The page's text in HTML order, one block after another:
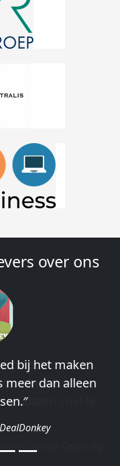
over ons
prima
elke keer weer
snel te